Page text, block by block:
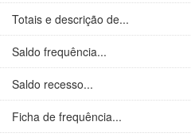
Totais e descrição de...
Saldo frequência...
Saldo recesso...
Ficha de frequência...